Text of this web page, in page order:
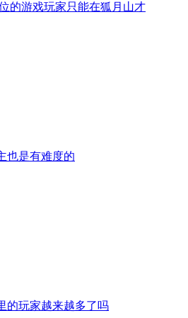
的游戏玩家只能在狐月山才
也是有难度的
的玩家越来越多了吗